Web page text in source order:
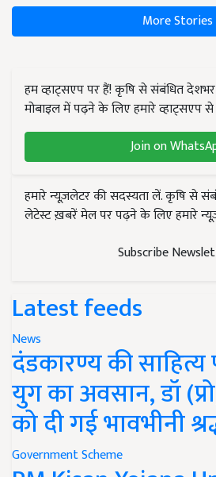
More Stories
हम व्हाट्सएप पर हैं! कृषि से संबंधित
मोबाइल में पढ़ने के लिए हमारे व्हाट्सएप
Join on
हमारे न्यूज़लेटर की सदस्यता लें. कृषि से
लेटेस्ट ख़बरें मेल पर पढ़ने के लिए हमारे
Subscribe
Latest feeds
News
दंडकारण्य की
युग का अवसान, डॉ
को दी गई भावभीनी
Government Scheme